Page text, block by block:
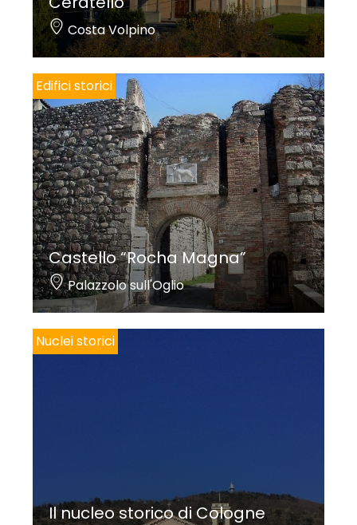
Costa Volpino
Edifici storici
Castello “Rocha Magna”
Palazzolo sull'Oglio
Nuclei storici
Il nucleo storico di Cologne